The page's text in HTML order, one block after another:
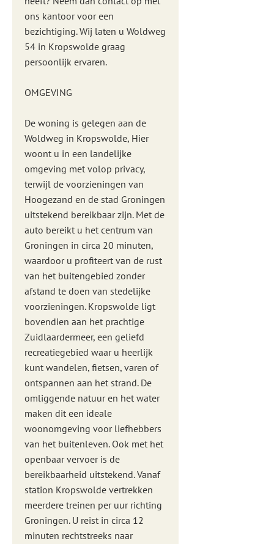
ons kantoor voor een
bezichtiging. Wij laten u Woldweg
54 in Kropswolde graag
persoonlijk ervaren.
OMGEVING
De woning is gelegen aan de
Woldweg in Kropswolde, Hier
woont u in een landelijke
omgeving met volop privacy,
terwijl de voorzieningen van
Hoogezand en de stad Groningen
uitstekend bereikbaar zijn. Met de
auto bereikt u het centrum van
Groningen in circa 20 minuten,
waardoor u profiteert van de rust
van het buitengebied zonder
afstand te doen van stedelijke
voorzieningen. Kropswolde ligt
bovendien aan het prachtige
Zuidlaardermeer, een geliefd
recreatiegebied waar u heerlijk
kunt wandelen, fietsen, varen of
ontspannen aan het strand. De
omliggende natuur en het water
maken dit een ideale
woonomgeving voor liefhebbers
van het buitenleven. Ook met het
openbaar vervoer is de
bereikbaarheid uitstekend. Vanaf
station Kropswolde vertrekken
meerdere treinen per uur richting
Groningen. U reist in circa 12
minuten rechtstreeks naar